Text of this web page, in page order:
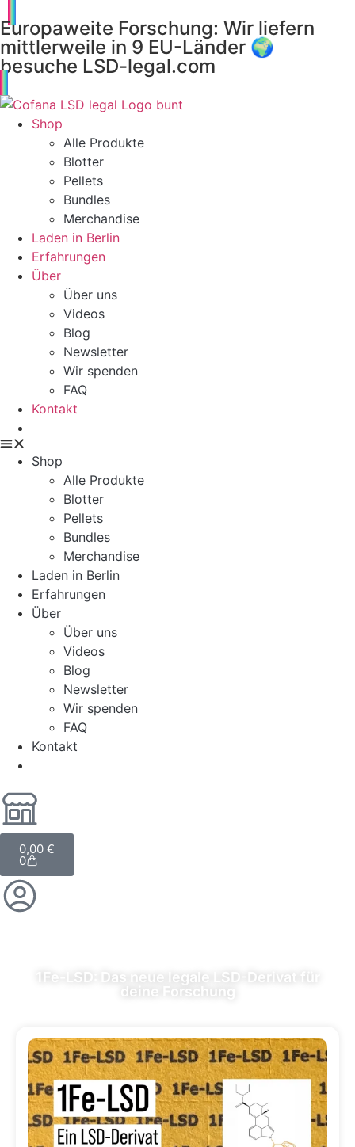
Europaweite Forschung: Wir liefern
mittlerweile in 9 EU-Länder 🌍
besuche LSD-legal.com
Shop
Alle Produkte
Blotter
Pellets
Bundles
Merchandise
Laden in Berlin
Erfahrungen
Über
Über uns
Videos
Blog
Newsletter
Wir spenden
FAQ
Kontakt
Shop
Alle Produkte
Blotter
Pellets
Bundles
Merchandise
Laden in Berlin
Erfahrungen
Über
Über uns
Videos
Blog
Newsletter
Wir spenden
FAQ
Kontakt
0,00 €
0
1Fe-LSD: Das neue legale LSD-Derivat für
deine Forschung